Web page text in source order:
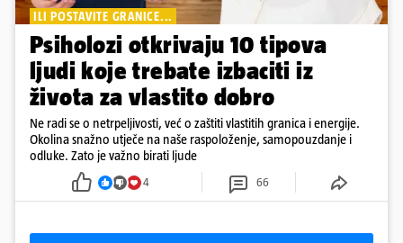
ILI POSTAVITE GRANICE...
Psiholozi otkrivaju 10 tipova
ljudi koje trebate izbaciti iz
života za vlastito dobro
Ne radi se o netrpeljivosti, već o zaštiti vlastitih granica i energije.
Okolina snažno utječe na naše raspoloženje, samopouzdanje i
odluke. Zato je važno birati ljude
4 66